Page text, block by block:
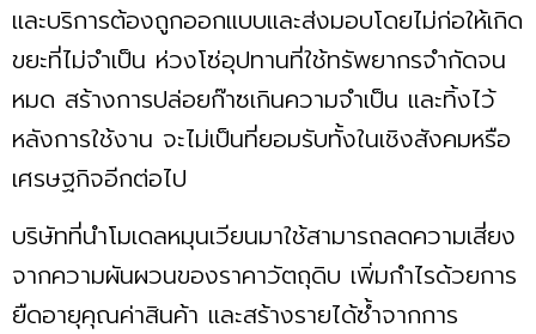
และบริการต้องถูกออกแบบและส่งมอบโดยไม่ก่อให้เกิด
ขยะที่ไม่จำเป็น ห่วงโซ่อุปทานที่ใช้ทรัพยากรจำกัดจน
หมด สร้างการปล่อยก๊าซเกินความจำเป็น และทิ้งไว้
หลังการใช้งาน จะไม่เป็นที่ยอมรับทั้งในเชิงสังคมหรือ
เศรษฐกิจอีกต่อไป
บริษัทที่นำโมเดลหมุนเวียนมาใช้สามารถลดความเสี่ยง
จากความผันผวนของราคาวัตถุดิบ เพิ่มกำไรด้วยการ
ยืดอายุคุณค่าสินค้า และสร้างรายได้ซ้ำจากการ